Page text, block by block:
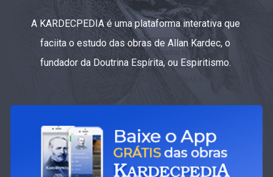
A KARDECPEDIA é uma plataforma interativa que
faciita o estudo das obras de Allan Kardec, o
fundador da Doutrina Espírita, ou Espiritismo.